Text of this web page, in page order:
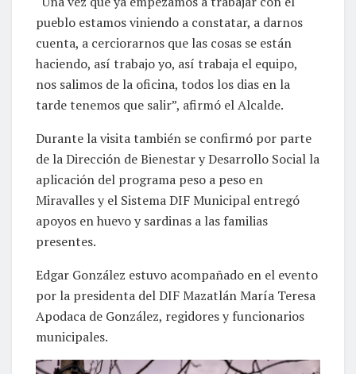
pueblo estamos viniendo a constatar, a darnos
cuenta, a cerciorarnos que las cosas se están
haciendo, así trabajo yo, así trabaja el equipo,
nos salimos de la oficina, todos los dias en la
tarde tenemos que salir”, afirmó el Alcalde.
Durante la visita también se confirmó por parte
de la Dirección de Bienestar y Desarrollo Social la
aplicación del programa peso a peso en
Miravalles y el Sistema DIF Municipal entregó
apoyos en huevo y sardinas a las familias
presentes.
Edgar González estuvo acompañado en el evento
por la presidenta del DIF Mazatlán María Teresa
Apodaca de González, regidores y funcionarios
municipales.